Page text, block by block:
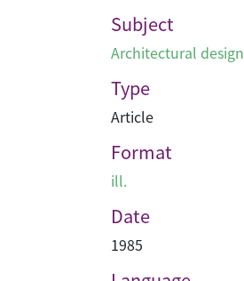
Subject
Architectural design
Type
Article
Format
ill.
Date
1985